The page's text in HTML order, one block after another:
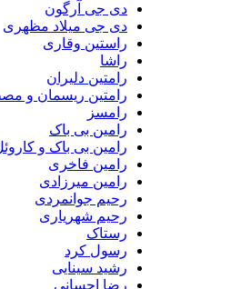
دی جی آرگون
دی جی میلاد مظهری
راستین وقاری
راشا
رامتین دلیران
رامتین ریسمان و مصطفی
رامسز
رامین بی باک
رامین بی باک و کاروئل
رامین فاخری
رامین میرزادی
رحیم جوانمردی
رحیم شهریاری
رستاک
رسول کرد
رشید سینایی
رضا احسانی